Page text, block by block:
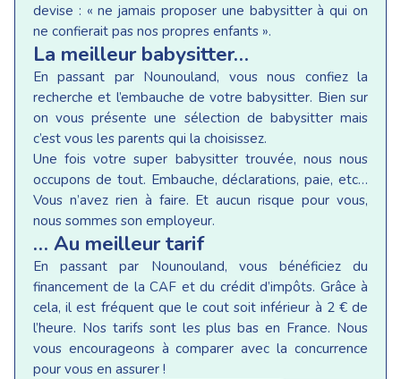
devise : « ne jamais proposer une babysitter à qui on
ne confierait pas nos propres enfants ».
La meilleur babysitter…
En passant par Nounouland, vous nous confiez la
recherche et l’embauche de votre babysitter. Bien sur
on vous présente une sélection de babysitter mais
c’est vous les parents qui la choisissez.
Une fois votre super babysitter trouvée, nous nous
occupons de tout. Embauche, déclarations, paie, etc…
Vous n’avez rien à faire. Et aucun risque pour vous,
nous sommes son employeur.
… Au meilleur tarif
En passant par Nounouland, vous bénéficiez du
financement de la CAF et du crédit d’impôts. Grâce à
cela, il est fréquent que le cout soit inférieur à 2 € de
l’heure. Nos tarifs sont les plus bas en France. Nous
vous encourageons à comparer avec la concurrence
pour vous en assurer !